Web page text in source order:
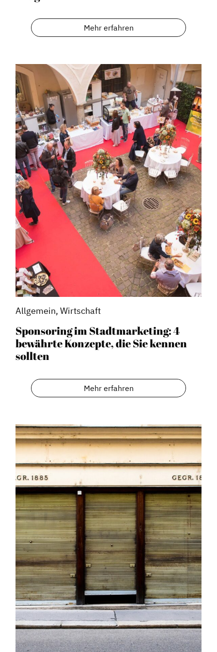
Informiert bleiben
Presse
Mosaik
Mehr erfahren
Allgemein, Wirtschaft
Sponsoring im Stadtmarketing: 4
bewährte Konzepte, die Sie kennen
sollten
Mehr erfahren